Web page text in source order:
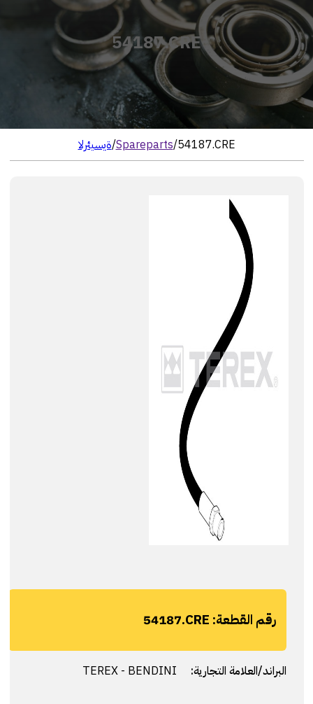
54187.CRE
الرئيسية/Spareparts/54187.CRE
رقم القطعة: 54187.CRE
البراند/العلامة التجارية: